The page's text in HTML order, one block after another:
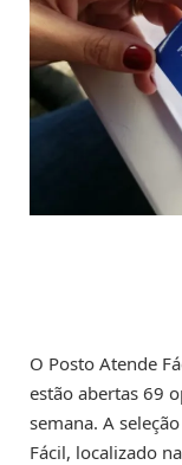
O Posto Atende
estão abertas 69
semana. A
Fácil, localizado